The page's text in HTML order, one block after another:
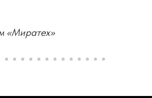
«Миратех»